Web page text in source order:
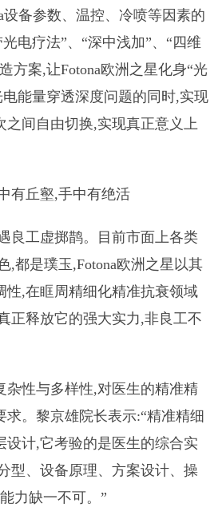
设备参数、温控、冷喷等因素的
电疗法”、“深中浅加”、“四维
方案,让Fotona欧洲之星化身“光
能量穿透深度问题的同时,实现
之间自由切换,实现真正意义上
有丘壑,手中有绝活
良工虚掷鹊。目前市面上各类
,都是璞玉,Fotona欧洲之星以其
性,在眶周精细化精准抗衰领域
正释放它的强大实力,非良工不
杂性与多样性,对医生的精准精
求。黎京雄院长表示:“精准精细
设计,它考验的是医生的综合实
型、设备原理、方案设计、操
力缺一不可。”